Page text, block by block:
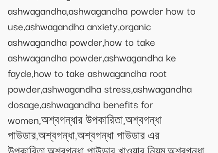
ashwagandha,ashwagandha powder how to
use,ashwagandha anxiety,organic
ashwagandha powder,how to take
ashwagandha powder,ashwagandha ke
fayde,how to take ashwagandha root
powder,ashwagandha stress,ashwagandha
dosage,ashwagandha benefits for
women,অশ্বগন্ধার উপকারিতা,অশ্বগন্ধা
পাউডার,অশ্বগন্ধা,অশ্বগন্ধা পাউডার এর